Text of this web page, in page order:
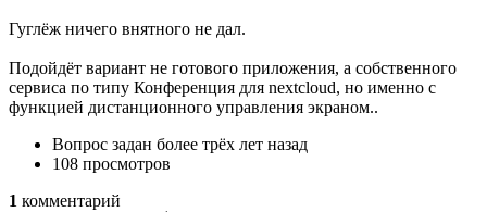
Гуглёж ничего внятного не дал.
Подойдёт вариант не готового приложения, а собственного
сервиса по типу Конференция для nextcloud, но именно с
функцией дистанционного управления экраном..
Вопрос задан более трёх лет назад
108 просмотров
1 комментарий